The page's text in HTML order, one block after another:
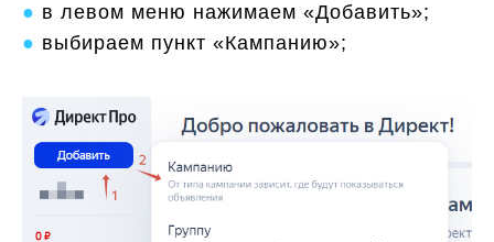
● в левом меню нажимаем «Добавить»;
● выбираем пункт «Кампанию»;